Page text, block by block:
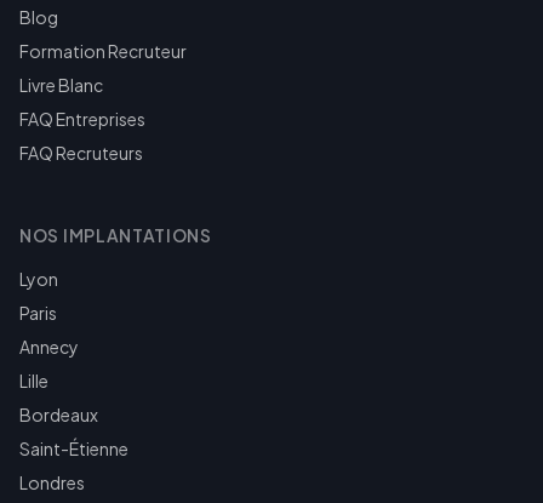
Blog
Formation Recruteur
Livre Blanc
FAQ Entreprises
FAQ Recruteurs
NOS IMPLANTATIONS
Lyon
Paris
Annecy
Lille
Bordeaux
Saint-Étienne
Londres